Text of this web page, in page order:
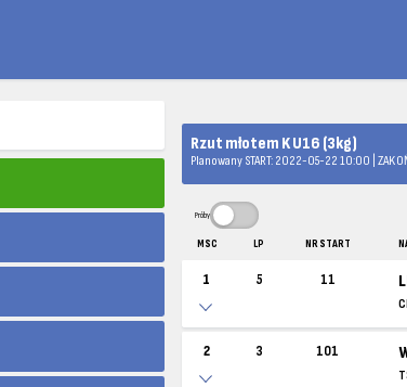
Rzut młotem K U16 (3kg)
Planowany START: 2022-05-22 10:00 |
Próby
MSC LP NR START
1 5 11
2 3 101